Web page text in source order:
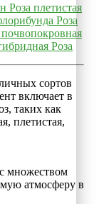
Роза плетистая
Роза
почвопокровная
Роза
сортов
включает в
таких как
плетистая,
множеством
атмосферу в